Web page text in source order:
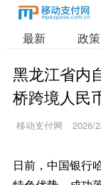
最新 政策
黑龙江省内
桥跨境人民
移动支付网 2026/
日前，中国银行